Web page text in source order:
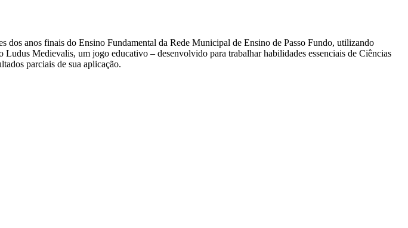
dos anos finais do Ensino Fundamental da Rede Municipal de Ensino de Passo Fundo, utilizando
Medievalis, um jogo educativo – desenvolvido para trabalhar habilidades essenciais de Ciências
parciais de sua aplicação.